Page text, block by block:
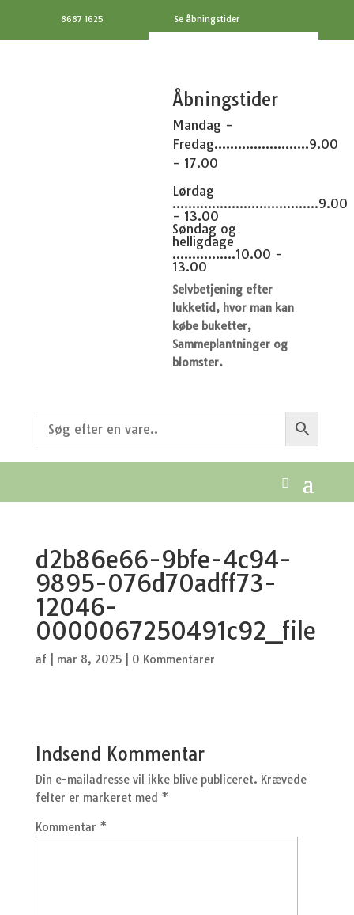
8687 1625 Se åbningstider
Åbningstider
Mandag -
Fredag........................9.00
- 17.00
Lørdag
.....................................9.00
- 13.00
Søndag og
helligdage
................10.00 -
13.00
Selvbetjening efter
lukketid, hvor man kan
købe buketter,
Sammeplantninger og
blomster.
d2b86e66-9bfe-4c94-
9895-076d70adff73-
12046-
0000067250491c92_file
af mar 8, 2025| 0 Kommentarer
Indsend Kommentar
Din e-mailadresse vil ikke blive publiceret. Krævede
felter er markeret med *
Kommentar *